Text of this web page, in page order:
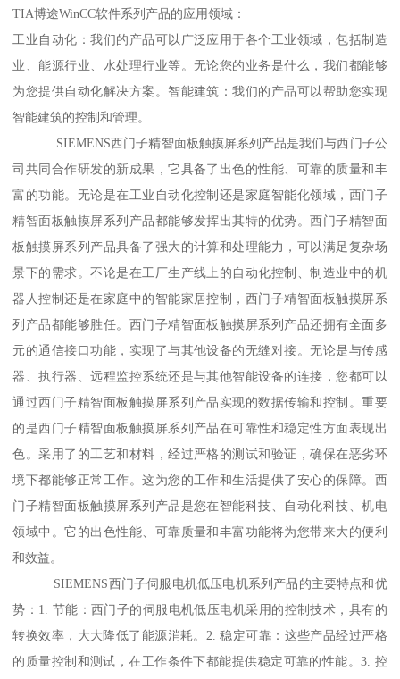
TIA博途WinCC软件系列产品的应用领域：
工业自动化：我们的产品可以广泛应用于各个工业领域，包括制造
业、能源行业、水处理行业等。无论您的业务是什么，我们都能够
为您提供自动化解决方案。智能建筑：我们的产品可以帮助您实现
智能建筑的控制和管理。
SIEMENS西门子精智面板触摸屏系列产品是我们与西门子公
司共同合作研发的新成果，它具备了出色的性能、可靠的质量和丰
富的功能。无论是在工业自动化控制还是家庭智能化领域，西门子
精智面板触摸屏系列产品都能够发挥出其特的优势。西门子精智面
板触摸屏系列产品具备了强大的计算和处理能力，可以满足复杂场
景下的需求。不论是在工厂生产线上的自动化控制、制造业中的机
器人控制还是在家庭中的智能家居控制，西门子精智面板触摸屏系
列产品都能够胜任。西门子精智面板触摸屏系列产品还拥有全面多
元的通信接口功能，实现了与其他设备的无缝对接。无论是与传感
器、执行器、远程监控系统还是与其他智能设备的连接，您都可以
通过西门子精智面板触摸屏系列产品实现的数据传输和控制。重要
的是西门子精智面板触摸屏系列产品在可靠性和稳定性方面表现出
色。采用了的工艺和材料，经过严格的测试和验证，确保在恶劣环
境下都能够正常工作。这为您的工作和生活提供了安心的保障。西
门子精智面板触摸屏系列产品是您在智能科技、自动化科技、机电
领域中。它的出色性能、可靠质量和丰富功能将为您带来大的便利
和效益。
SIEMENS西门子伺服电机低压电机系列产品的主要特点和优
势：1. 节能：西门子的伺服电机低压电机采用的控制技术，具有的
转换效率，大大降低了能源消耗。2. 稳定可靠：这些产品经过严格
的质量控制和测试，在工作条件下都能提供稳定可靠的性能。3. 控